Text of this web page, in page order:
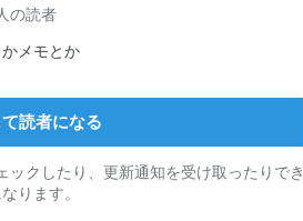
の読者
メモとか
読者になる
クしたり、更新通知を受け取ったりでき
ります。